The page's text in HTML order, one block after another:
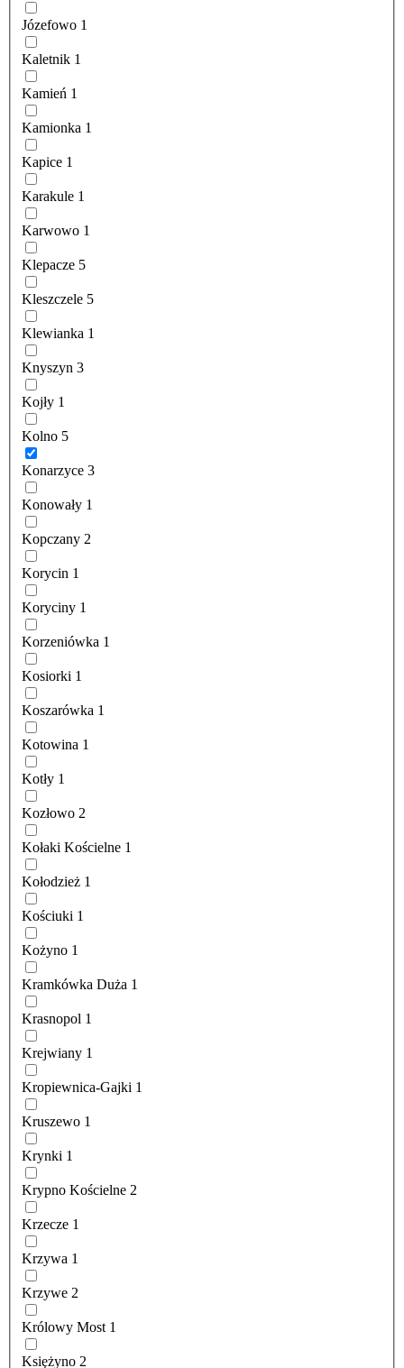
Józefowo 1
Kaletnik 1
Kamień 1
Kamionka 1
Kapice 1
Karakule 1
Karwowo 1
Klepacze 5
Kleszczele 5
Klewianka 1
Knyszyn 3
Kojły 1
Kolno 5
Konarzyce 3
Konowały 1
Kopczany 2
Korycin 1
Koryciny 1
Korzeniówka 1
Kosiorki 1
Koszarówka 1
Kotowina 1
Kotły 1
Kozłowo 2
Kołaki Kościelne 1
Kołodzież 1
Kościuki 1
Kożyno 1
Kramkówka Duża 1
Krasnopol 1
Krejwiany 1
Kropiewnica-Gajki 1
Kruszewo 1
Krynki 1
Krypno Kościelne 2
Krzecze 1
Krzywa 1
Krzywe 2
Królowy Most 1
Księżyno 2